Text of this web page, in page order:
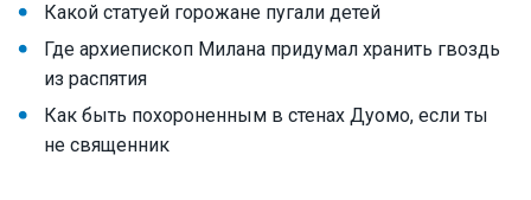
Какой статуей горожане пугали детей
Где архиепископ Милана придумал хранить гвоздь
из распятия
Как быть похороненным в стенах Дуомо, если ты
не священник